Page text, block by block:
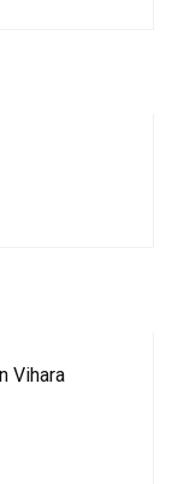
Vihara